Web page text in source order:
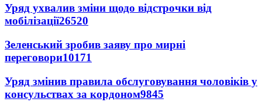
Уряд ухвалив зміни щодо відстрочки від
мобілізації26520
Зеленський зробив заяву про мирні
переговори10171
Уряд змінив правила обслуговування чоловіків у
консульствах за кордоном9845